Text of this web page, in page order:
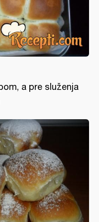
a pre služenja